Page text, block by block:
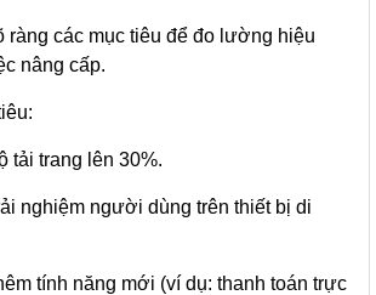
ràng các mục tiêu để đo lường hiệu
nâng cấp.
tải trang lên 30%.
nghiệm người dùng trên thiết bị di
tính năng mới (ví dụ: thanh toán trực